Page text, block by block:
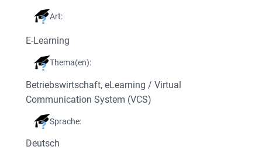
Art:
E-Learning
Thema(en):
Betriebswirtschaft, eLearning / Virtual
Communication System (VCS)
Sprache:
Deutsch